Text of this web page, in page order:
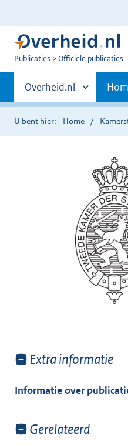
U
Publicaties Officiële publicaties
Primaire
navigatie
Andere
sites
binnen
Overheid.nl
U bent hier: Home
Toon
van:
Extra informatie
Informatie over
Toon
Gerelateerd